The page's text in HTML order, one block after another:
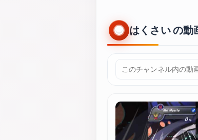
はくさい の動